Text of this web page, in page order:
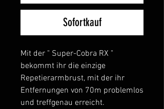
Sofortkauf
Mit der " Super-Cobra RX "
bekommt ihr die einzige
Repetierarmbrust, mit der ihr
Entfernungen von 70m problemlos
und treffgenau erreicht.